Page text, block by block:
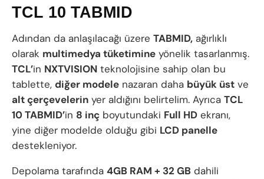
TCL 10 TABMID
Adından da anlaşılacağı üzere TABMID, ağırlıklı
olarak multimedya tüketimine yönelik tasarlanmış.
TCL’in NXTVISION teknolojisine sahip olan bu
tablette, diğer modele nazaran daha büyük üst ve
alt çerçevelerin yer aldığını belirtelim. Ayrıca TCL
10 TABMID’in 8 inç boyutundaki Full HD ekranı,
yine diğer modelde olduğu gibi LCD panelle
destekleniyor.
Depolama tarafında 4GB RAM + 32 GB dahili